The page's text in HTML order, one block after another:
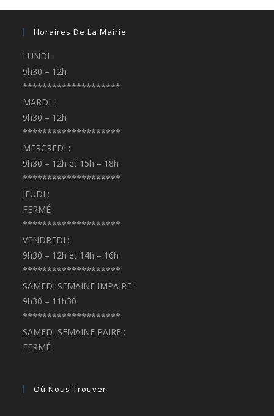
Horaires De La Mairie
LUNDI :
9h30 – 12h
********************
MARDI :
9h30 – 12h
********************
MERCREDI :
9h30 – 12h et 15h – 18h
********************
JEUDI :
FERMÉ
********************
VENDREDI :
9h30 – 12h et 14h – 16h
********************
SAMEDI SEMAINE IMPAIRE :
9h30 – 11h30
********************
SAMEDI SEMAINE PAIRE :
FERMÉ
Où Nous Trouver